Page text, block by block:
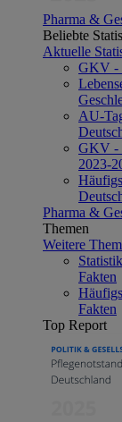
Pharma &
Beliebte
Aktuelle
GKV -
AU-
GKV -
2023-
Pharma &
Themen
Weitere
Fakten
Fakten
Top Report